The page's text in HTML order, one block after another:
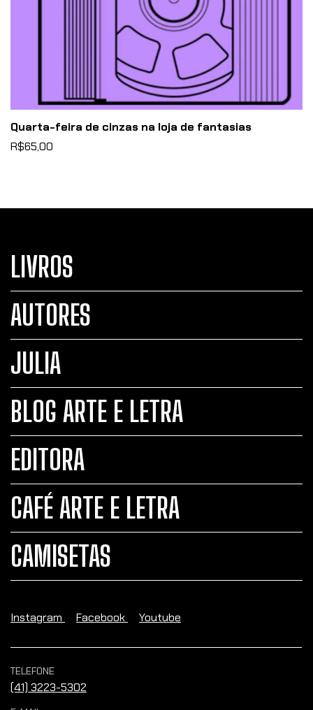
Quarta-feira de cinzas na loja de fantasias
R$65,00
LIVROS
AUTORES
JULIA
BLOG ARTE E LETRA
EDITORA
CAFÉ ARTE E LETRA
CAMISETAS
Instagram Facebook Youtube
TELEFONE
(41) 3223-5302